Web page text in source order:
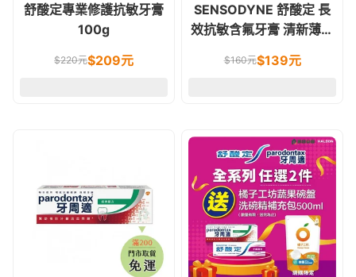
舒酸定專業修護抗敏牙膏
100g
$220元$209元
SENSODYNE 舒酸定 長
效抗敏含氟牙膏 清新薄荷
$160元$139元